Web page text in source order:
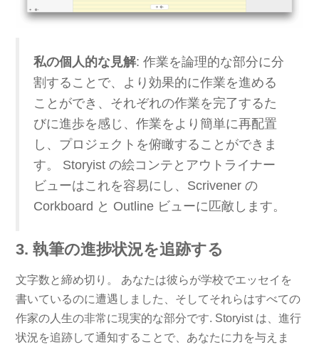
私の個人的な見解: 作業を論理的な部分に分
割することで、より効果的に作業を進める
ことができ、それぞれの作業を完了するた
びに進歩を感じ、作業をより簡単に再配置
し、プロジェクトを俯瞰することができま
す。 Storyist の絵コンテとアウトライナー
ビューはこれを容易にし、Scrivener の
Corkboard と Outline ビューに匹敵します。
3. 執筆の進捗状況を追跡する
文字数と締め切り。 あなたは彼らが学校でエッセイを
書いているのに遭遇しました、そしてそれらはすべての
作家の人生の非常に現実的な部分です. Storyist は、進行
状況を追跡して通知することで、あなたに力を与えま